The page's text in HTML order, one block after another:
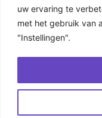
uw ervaring te
met het gebruik van
"Instellingen".